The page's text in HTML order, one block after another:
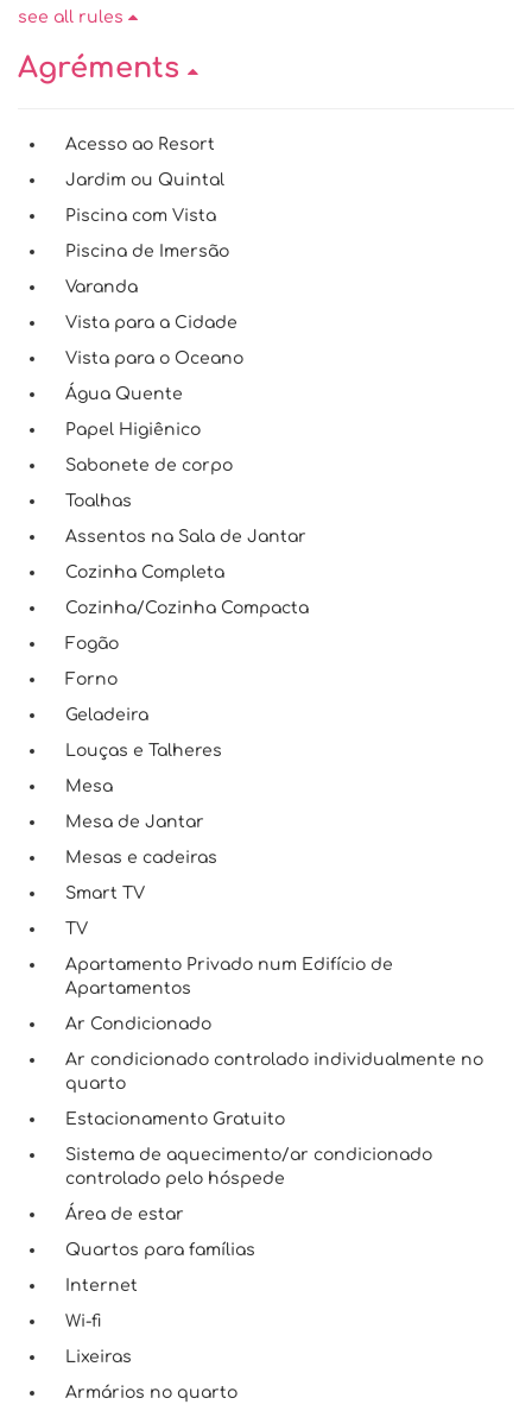
see all rules
Agréments
Acesso ao Resort
Jardim ou Quintal
Piscina com Vista
Piscina de Imersão
Varanda
Vista para a Cidade
Vista para o Oceano
Água Quente
Papel Higiênico
Sabonete de corpo
Toalhas
Assentos na Sala de Jantar
Cozinha Completa
Cozinha/Cozinha Compacta
Fogão
Forno
Geladeira
Louças e Talheres
Mesa
Mesa de Jantar
Mesas e cadeiras
Smart TV
TV
Apartamento Privado num Edifício de
Apartamentos
Ar Condicionado
Ar condicionado controlado individualmente no
quarto
Estacionamento Gratuito
Sistema de aquecimento/ar condicionado
controlado pelo hóspede
Área de estar
Quartos para famílias
Internet
Wi-fi
Lixeiras
Armários no quarto